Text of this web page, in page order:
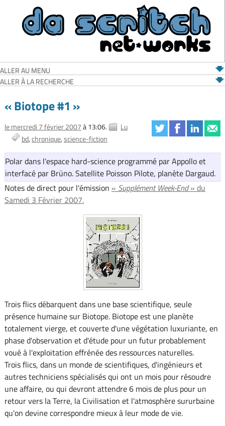
ALLER AU MENU
ALLER À LA RECHERCHE
« Biotope #1 »
le mercredi 7 février 2007à 13:06.
Lu
bd chronique science-fiction
Polar dans l'espace hard-science programmé par Appollo et
interfacé par Brüno. Satellite Poisson Pilote, planète Dargaud.
Notes de direct pour l'émission « Supplément Week-End» du
Samedi 3 Février 2007.
Trois flics débarquent dans une base scientifique, seule
présence humaine sur Biotope. Biotope est une planète
totalement vierge, et couverte d'une végétation luxuriante, en
phase d'observation et d'étude pour un futur probablement
voué à l'exploitation effrénée des ressources naturelles.
Trois flics, dans un monde de scientifiques, d'ingénieurs et
autres techniciens spécialisés qui ont un mois pour résoudre
une affaire, ou qui devront attendre 6 mois de plus pour un
retour vers la Terre, la Civilisation et l'atmosphère sururbaine
qu'on devine correspondre mieux à leur mode de vie.